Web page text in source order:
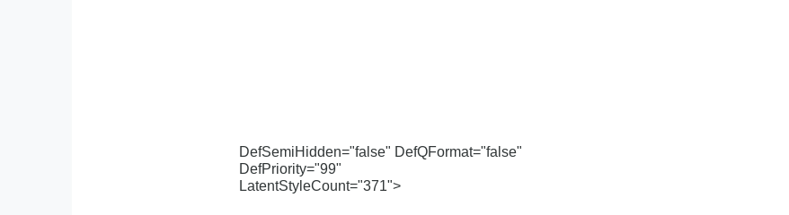
DefSemiHidden="false" DefQFormat="false"
DefPriority="99"
LatentStyleCount="371">